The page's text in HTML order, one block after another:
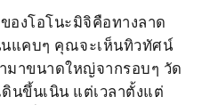
องโอโนะมิจิคือทางลาด
แคบๆ คุณจะเห็นทิวทัศน์
มาขนาดใหญ่จากรอบๆ วัด
นขึ้นเนิน แต่เวลาตั้งแต่